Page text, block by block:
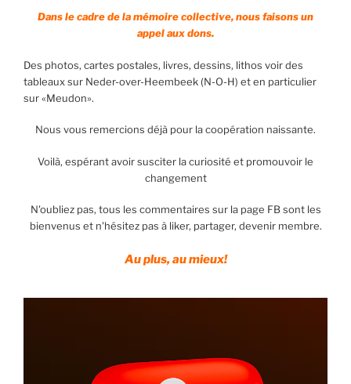
Dans le cadre de la mémoire collective, nous faisons un
appel aux dons.
Des photos, cartes postales, livres, dessins, lithos voir des
tableaux sur Neder-over-Heembeek (N-O-H) et en particulier
sur «Meudon».
Nous vous remercions déjà pour la coopération naissante.
Voilà, espérant avoir susciter la curiosité et promouvoir le
changement
N'oubliez pas, tous les commentaires sur la page FB sont les
bienvenus et n'hésitez pas à liker, partager, devenir membre.
Au plus, au mieux!